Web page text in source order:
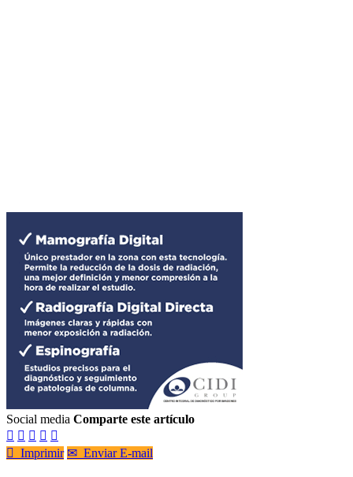
Social media Comparte este artículo
    
 Imprimir ✉ Enviar E-mail